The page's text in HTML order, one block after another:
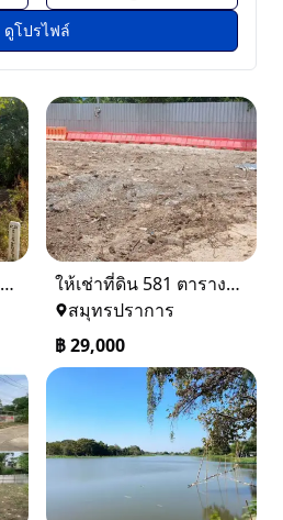
ดูโปรไฟล์
ขายที่ดิน 3 แปลงรวม 340 ตรว ราคา ตรว. ล่ะ 12000 บาท เมืองเพชรบูรณ์
ให้เช่าที่ดิน 581 ตารางวา ตรงข้างอู่ใหม่แจ็คบางหญ้าแพรก บางหัวเสือ
สมุทรปราการ
฿29,000